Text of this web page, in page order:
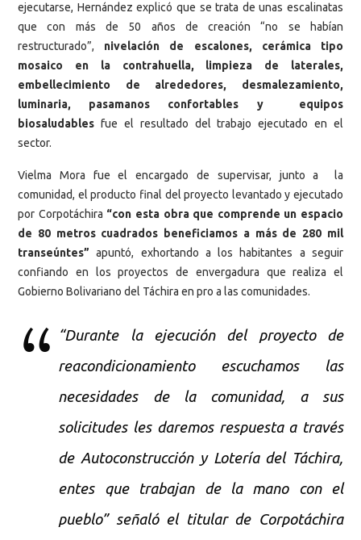
ejecutarse, Hernández explicó que se trata de unas escalinatas
que con más de 50 años de creación “no se habían
restructurado”, nivelación de escalones, cerámica tipo
mosaico en la contrahuella, limpieza de laterales,
embellecimiento de alrededores, desmalezamiento,
luminaria, pasamanos confortables y equipos
biosaludables fue el resultado del trabajo ejecutado en el
sector.
Vielma Mora fue el encargado de supervisar, junto a la
comunidad, el producto final del proyecto levantado y ejecutado
por Corpotáchira “con esta obra que comprende un espacio
de 80 metros cuadrados beneficiamos a más de 280 mil
transeúntes” apuntó, exhortando a los habitantes a seguir
confiando en los proyectos de envergadura que realiza el
Gobierno Bolivariano del Táchira en pro a las comunidades.
“Durante la ejecución del proyecto de
reacondicionamiento escuchamos las
necesidades de la comunidad, a sus
solicitudes les daremos respuesta a través
de Autoconstrucción y Lotería del Táchira,
entes que trabajan de la mano con el
pueblo” señaló el titular de Corpotáchira